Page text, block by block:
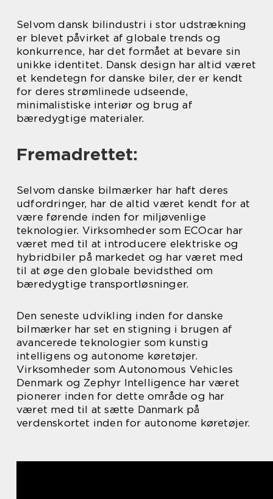
Selvom dansk bilindustri i stor udstrækning
er blevet påvirket af globale trends og
konkurrence, har det formået at bevare sin
unikke identitet. Dansk design har altid været
et kendetegn for danske biler, der er kendt
for deres strømlinede udseende,
minimalistiske interiør og brug af
bæredygtige materialer.
Fremadrettet:
Selvom danske bilmærker har haft deres
udfordringer, har de altid været kendt for at
være førende inden for miljøvenlige
teknologier. Virksomheder som ECOcar har
været med til at introducere elektriske og
hybridbiler på markedet og har været med
til at øge den globale bevidsthed om
bæredygtige transportløsninger.
Den seneste udvikling inden for danske
bilmærker har set en stigning i brugen af
avancerede teknologier som kunstig
intelligens og autonome køretøjer.
Virksomheder som Autonomous Vehicles
Denmark og Zephyr Intelligence har været
pionerer inden for dette område og har
været med til at sætte Danmark på
verdenskortet inden for autonome køretøjer.